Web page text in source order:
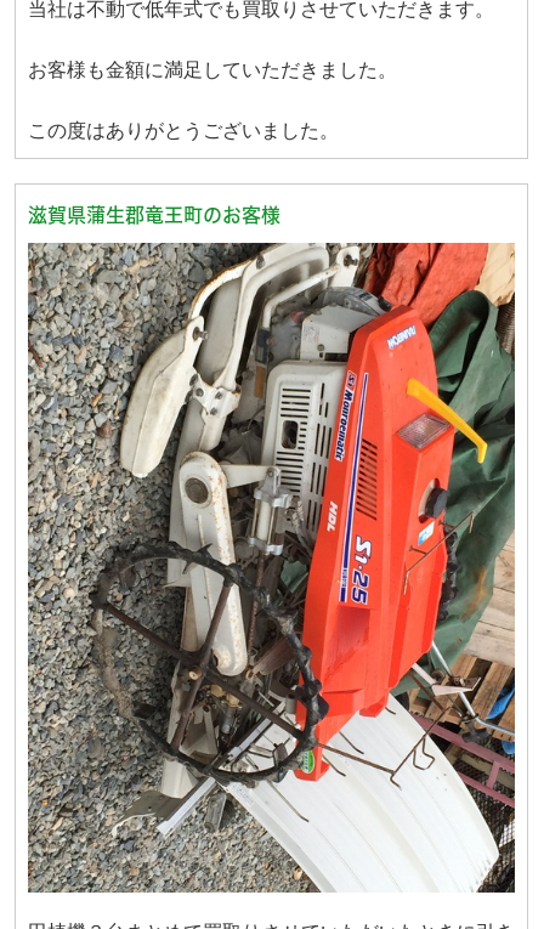
当社は不動で低年式でも買取りさせていただきます。
お客様も金額に満足していただきました。
この度はありがとうございました。
滋賀県蒲生郡竜王町のお客様